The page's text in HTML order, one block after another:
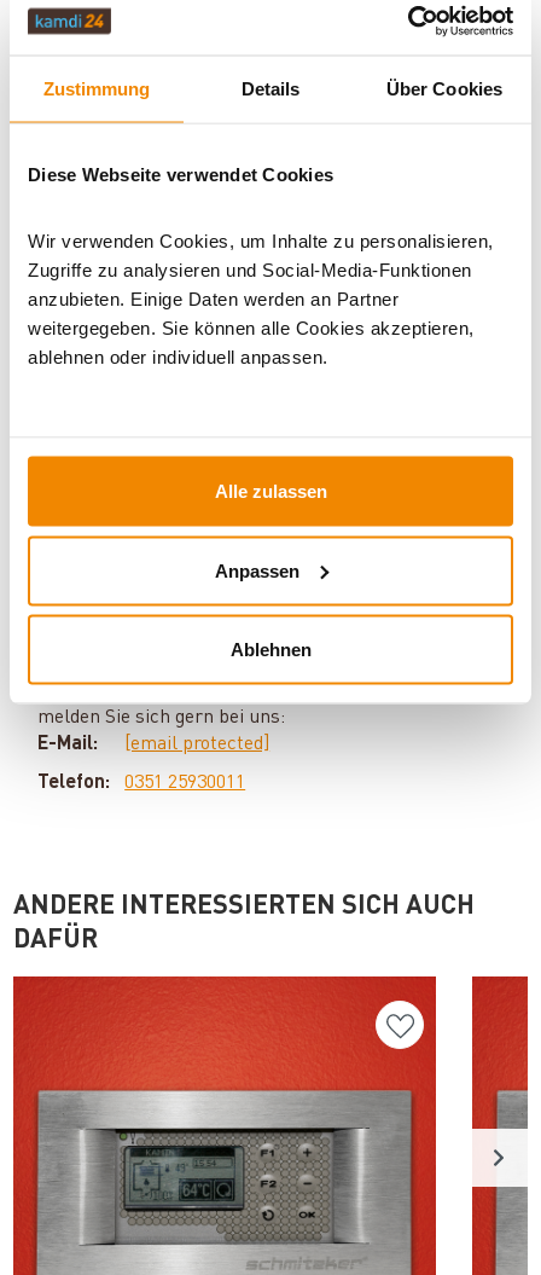
Zustimmung Details Über Cookies
Diese Webseite verwendet Cookies
Wir verwenden Cookies, um Inhalte zu personalisieren,
Zugriffe zu analysieren und Social-Media-Funktionen
anzubieten. Einige Daten werden an Partner
weitergegeben. Sie können alle Cookies akzeptieren,
ablehnen oder individuell anpassen.
Alle zulassen
Anpassen
Ablehnen
Artikeldatenblatt drucken Frage zum Artikel
Kaminsteuerung und Thermostate
Ihr Berater für Solarthermie und
Speicher:
Sven Klitzsch beschäftigt sich bereits seit einigen
Jahren mit den Themen Solarthermie,
Sie Fragen zu unseren Produkten und Services? Dann
melden Sie sich gern bei uns:
E-Mail:
[email protected]
Telefon:
0351 25930011
ANDERE INTERESSIERTEN SICH AUCH
DAFÜR